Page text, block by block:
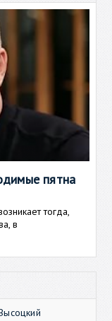
пятна
тогда,
в